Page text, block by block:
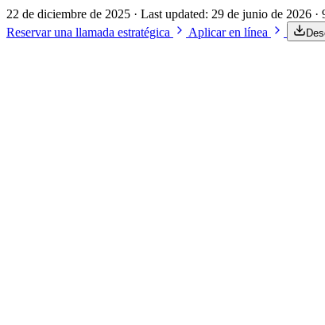
22 de diciembre de 2025 · Last updated: 29 de junio de 2026 ·
Reservar una llamada estratégica
Aplicar en línea